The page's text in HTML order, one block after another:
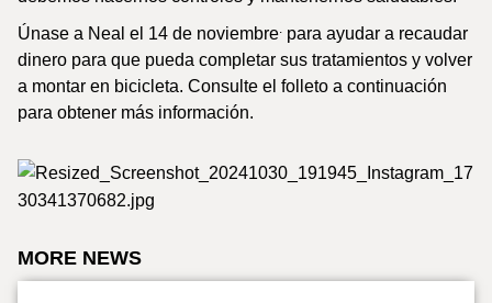
Únase a Neal el 14 de noviembre. para ayudar a recaudar
dinero para que pueda completar sus tratamientos y volver
a montar en bicicleta. Consulte el folleto a continuación
para obtener más información.
MORE NEWS